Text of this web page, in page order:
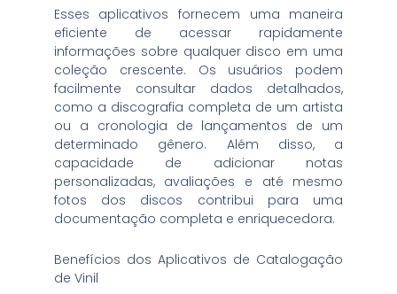
Esses aplicativos fornecem uma maneira
eficiente de acessar rapidamente
informações sobre qualquer disco em uma
coleção crescente. Os usuários podem
facilmente consultar dados detalhados,
como a discografia completa de um artista
ou a cronologia de lançamentos de um
determinado gênero. Além disso, a
capacidade de adicionar notas
personalizadas, avaliações e até mesmo
fotos dos discos contribui para uma
documentação completa e enriquecedora.
Benefícios dos Aplicativos de Catalogação
de Vinil